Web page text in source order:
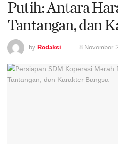
Putih: Antara
Tantangan, dan
by Redaksi 8 November